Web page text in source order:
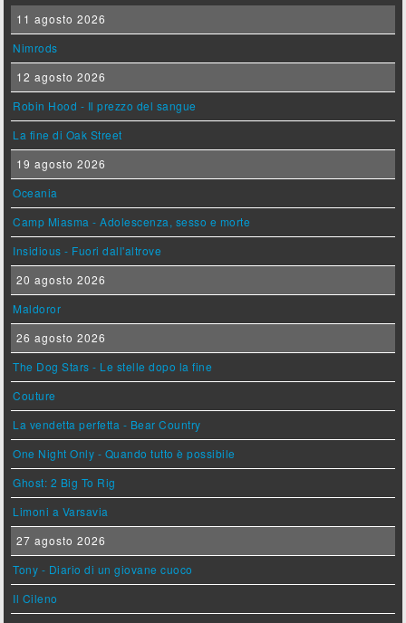
11 agosto 2026
Nimrods
12 agosto 2026
Robin Hood - Il prezzo del sangue
La fine di Oak Street
19 agosto 2026
Oceania
Camp Miasma - Adolescenza, sesso e morte
Insidious - Fuori dall'altrove
20 agosto 2026
Maldoror
26 agosto 2026
The Dog Stars - Le stelle dopo la fine
Couture
La vendetta perfetta - Bear Country
One Night Only - Quando tutto è possibile
Ghost: 2 Big To Rig
Limoni a Varsavia
27 agosto 2026
Tony - Diario di un giovane cuoco
Il Cileno